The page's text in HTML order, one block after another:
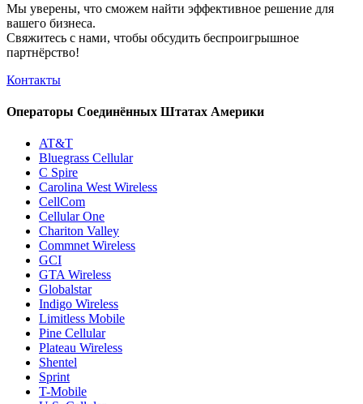
Мы уверены, что сможем найти эффективное решение для
вашего бизнеса.
Свяжитесь с нами, чтобы обсудить беспроигрышное
партнёрство!
Контакты
Операторы Соединённых Штатах Америки
AT&T
Bluegrass Cellular
C Spire
Carolina West Wireless
CellCom
Cellular One
Chariton Valley
Commnet Wireless
GCI
GTA Wireless
Globalstar
Indigo Wireless
Limitless Mobile
Pine Cellular
Plateau Wireless
Shentel
Sprint
T-Mobile